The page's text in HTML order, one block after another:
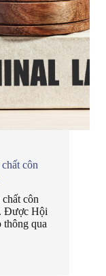
côn
côn
Được Hội
thông qua